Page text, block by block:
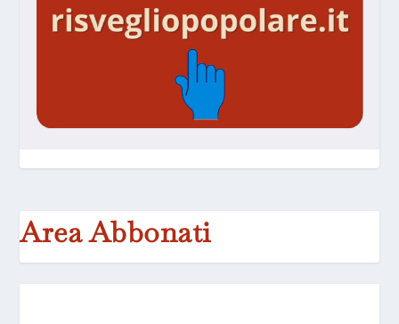
Area Abbonati